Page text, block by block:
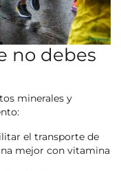
no debes
minerales y
el transporte de
mejor con vitamina